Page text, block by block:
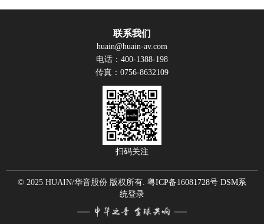
联系我们
huain@huain-av.com
电话：400-1388-198
传真：0756-8632109
扫码关注
© 2025 HUAIN/华音股份 版权所有. 粤ICP备16081728号 DSM系
统登录